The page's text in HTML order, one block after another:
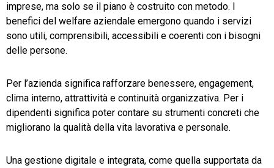
imprese, ma solo se il piano è costruito con metodo. I
benefici del welfare aziendale emergono quando i servizi
sono utili, comprensibili, accessibili e coerenti con i bisogni
delle persone.
Per l’azienda significa rafforzare benessere, engagement,
clima interno, attrattività e continuità organizzativa. Per i
dipendenti significa poter contare su strumenti concreti che
migliorano la qualità della vita lavorativa e personale.
Una gestione digitale e integrata, come quella supportata da